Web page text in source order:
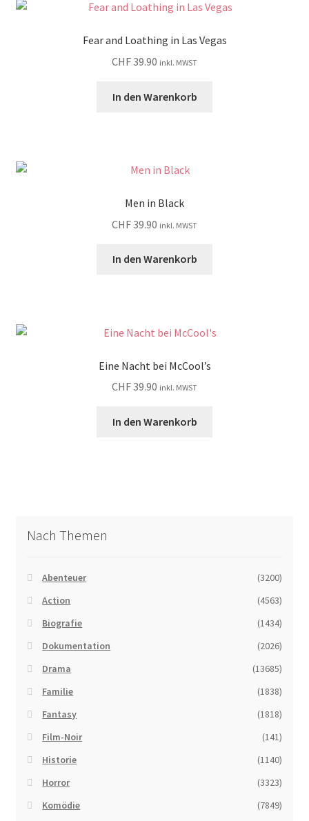
Fear and Loathing in Las Vegas
CHF39.90 inkl. MWST
In den Warenkorb
Men in Black
CHF39.90 inkl. MWST
In den Warenkorb
Eine Nacht bei McCool’s
CHF39.90 inkl. MWST
In den Warenkorb
Nach Themen
Abenteuer
(3200)
Action
(4563)
Biografie
(1434)
Dokumentation
(2026)
Drama
(13685)
Familie
(1838)
Fantasy
(1818)
Film-Noir
(141)
Historie
(1140)
Horror
(3323)
Komödie
(7849)